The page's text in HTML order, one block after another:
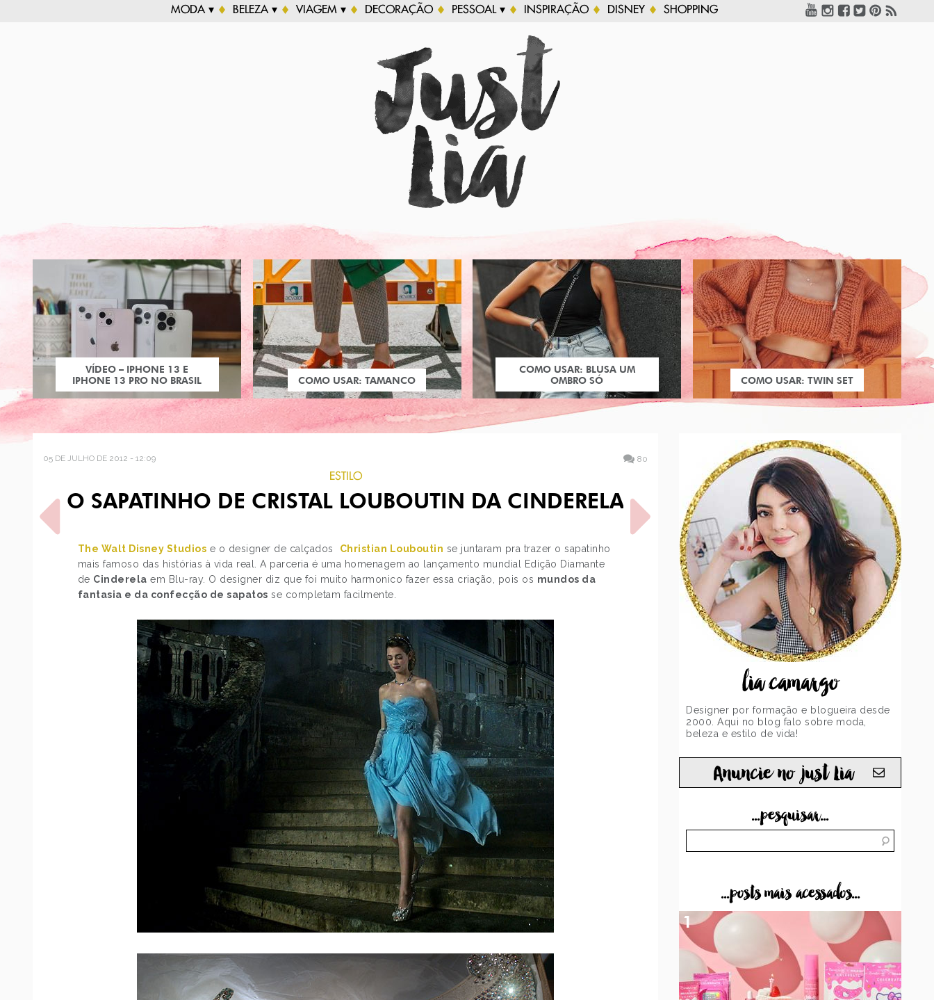
MODA ▾ BELEZA ▾ VIAGEM ▾ DECORAÇÃO PESSOAL ▾ INSPIRAÇÃO DISNEY SHOPPING
VÍDEO – IPHONE 13 E
IPHONE 13 PRO NO BRASIL
COMO USAR: TAMANCO
COMO USAR: BLUSA UM
OMBRO SÓ
COMO USAR: TWIN SET
05 DE JULHO DE 2012 - 12:09 80
ESTILO
O SAPATINHO DE CRISTAL LOUBOUTIN DA CINDERELA
The Walt Disney Studios e o designer de calçados Christian Louboutin se juntaram pra trazer o sapatinho
mais famoso das histórias à vida real. A parceria é uma homenagem ao lançamento mundial Edição Diamante
de Cinderela em Blu-ray. O designer diz que foi muito harmonico fazer essa criação, pois os mundos da
fantasia e da confecção de sapatos se completam facilmente.
POST ANTERIOR
COMO USAR: CALÇA DE
lia camargo
Designer por formação e blogueira desde
2000. Aqui no blog falo sobre moda,
beleza e estilo de vida!
Anuncie no just Lia
...pesquisar...
...posts mais acessados...
1